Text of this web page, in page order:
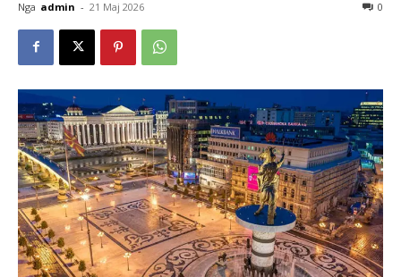
Nga admin - 21 Maj 2026 0